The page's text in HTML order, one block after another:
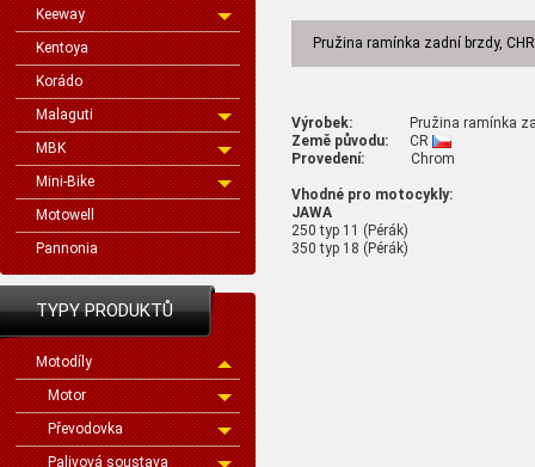
Keeway
Kentoya
Korádo
Malaguti
MBK
Mini-Bike
Motowell
Pannonia
TYPY PRODUKTŮ
Motodíly
Motor
Převodovka
Palivová soustava
Pružina ramínka zadní brzdy,
Výrobek: Pružina ramínka
Země původu: CR
Provedení: Chrom
Vhodné pro motocykly:
JAWA
250 typ 11 (Pérák)
350 typ 18 (Pérák)